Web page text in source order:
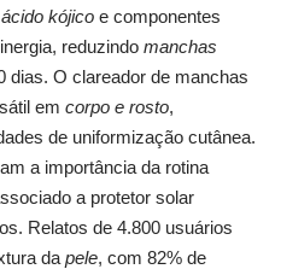
ácido kójico e componentes
reduzindo manchas
dias. O clareador de manchas
em corpo e rosto,
de uniformização cutânea.
a importância da rotina
a protetor solar
Relatos de 4.800 usuários
da pele, com 82% de